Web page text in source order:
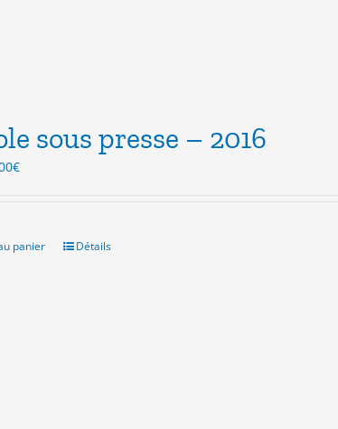
sous presse – 2016
€Le
5.00€.
panier Détails